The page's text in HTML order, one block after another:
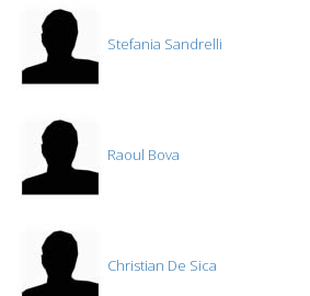
Stefania Sandrelli
Raoul Bova
Christian De Sica